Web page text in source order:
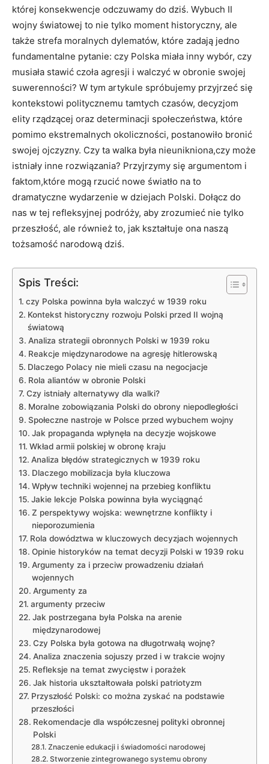
której‌ konsekwencje⁢ odczuwamy ⁤do dziś. Wybuch ⁢II
wojny światowej to nie tylko⁣ moment historyczny,‍ ale
także ⁢strefa moralnych dylematów, które zadają jedno
fundamentalne pytanie: czy Polska miała inny wybór, czy
musiała stawić czoła agresji i walczyć w obronie swojej
⁤suwerenności? W tym artykule spróbujemy przyjrzeć się
kontekstowi politycznemu tamtych⁢ czasów, decyzjom
elity rządzącej oraz determinacji społeczeństwa, które
pomimo⁤ ekstremalnych okoliczności, postanowiło bronić
swojej ojczyzny. Czy ta walka​ była ⁤nieunikniona,czy może
istniały inne⁢ rozwiązania? Przyjrzymy się argumentom i
faktom,które mogą rzucić nowe⁢ światło na ‌to
dramatyczne wydarzenie w dziejach Polski. Dołącz do
nas w tej​ refleksyjnej podróży, aby zrozumieć nie tylko
przeszłość, ale ‍również to, jak kształtuje ona naszą
tożsamość narodową dziś.
Spis Treści:
czy Polska ⁢powinna była walczyć w ⁤1939 roku
Kontekst historyczny rozwoju Polski przed II⁢ wojną
światową
Analiza strategii obronnych Polski w 1939‌ roku
Reakcje międzynarodowe na agresję hitlerowską
Dlaczego Polacy ​nie mieli ‍czasu na negocjacje
Rola aliantów w obronie Polski
Czy istniały alternatywy dla walki?
Moralne ⁤zobowiązania Polski do obrony niepodległości
Społeczne nastroje w Polsce ⁢przed wybuchem​ wojny
Jak propaganda‌ wpłynęła ​na decyzje wojskowe
Wkład ‍armii​ polskiej w obronę kraju
Analiza błędów strategicznych w 1939 roku
Dlaczego mobilizacja była kluczowa
Wpływ‌ techniki wojennej⁤ na przebieg konfliktu
Jakie lekcje Polska powinna była ⁣wyciągnąć
Z ‍perspektywy wojska: wewnętrzne konflikty i
nieporozumienia
Rola dowództwa w kluczowych decyzjach wojennych
Opinie ​historyków na temat decyzji Polski w 1939 roku
Argumenty za i przeciw prowadzeniu działań
wojennych
Argumenty za
argumenty przeciw
Jak postrzegana​ była Polska na arenie
międzynarodowej
Czy Polska była gotowa na długotrwałą wojnę?
Analiza znaczenia sojuszy przed i w trakcie wojny
Refleksje na temat zwycięstw i porażek
Jak historia ukształtowała polski ⁣patriotyzm
Przyszłość Polski:⁢ co ⁢można zyskać na podstawie
przeszłości
Rekomendacje dla współczesnej polityki obronnej
Polski
Znaczenie edukacji i świadomości narodowej
Stworzenie zintegrowanego systemu obrony